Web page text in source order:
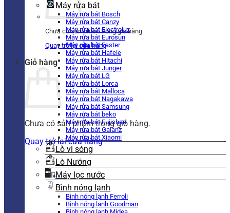
Chưa có sản phẩm trong giỏ hàng.
Quay trở lại cửa hàng
Giỏ hàng
Chưa có sản phẩm trong giỏ hàng.
Quay trở lại cửa hàng
Máy rửa bát
Máy rửa bát Bosch
Máy rửa bát Canzy
Máy rửa bát Electrolux
Máy rửa bát Eurosun
Máy rửa bát Faster
Máy rửa bát Hafele
Máy rửa bát Hitachi
Máy rửa bát Junger
Máy rửa bát LG
Máy rửa bát Lorca
Máy rửa bát Malloca
Máy rửa bát Nagakawa
Máy rửa bát Samsung
Máy rửa bát beko
Máy rửa bát Fujishan
Máy rửa bát Galanz
Máy rửa bát Xiaomi
Lò vi sóng
Lò Nướng
Máy lọc nước
Bình nóng lạnh
Bình nóng lạnh Ferroli
Bình nóng lạnh Goodman